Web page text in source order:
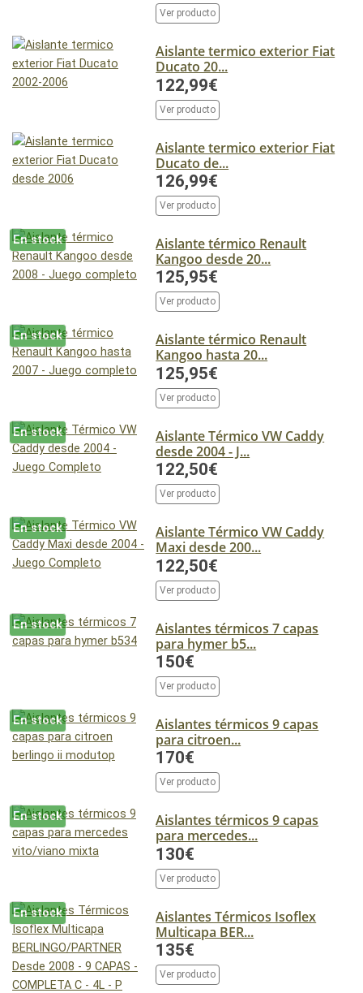
Ver producto
Aislante termico exterior Fiat
Ducato 20...
122,99€
Ver producto
Aislante termico exterior Fiat
Ducato de...
126,99€
Ver producto
En stock
Aislante térmico Renault
Kangoo desde 20...
125,95€
Ver producto
En stock
Aislante térmico Renault
Kangoo hasta 20...
125,95€
Ver producto
En stock
Aislante Térmico VW Caddy
desde 2004 - J...
122,50€
Ver producto
En stock
Aislante Térmico VW Caddy
Maxi desde 200...
122,50€
Ver producto
En stock
Aislantes térmicos 7 capas
para hymer b5...
150€
Ver producto
En stock
Aislantes térmicos 9 capas
para citroen...
170€
Ver producto
En stock
Aislantes térmicos 9 capas
para mercedes...
130€
Ver producto
En stock
Aislantes Térmicos Isoflex
Multicapa BER...
135€
Ver producto